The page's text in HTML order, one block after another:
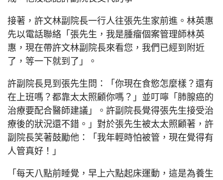
接著，許文林副院長一行人往張先生家前進。林英惠
先以電話聯絡「張先生，我是腫瘤個案管理師林英
惠，現在帶許文林副院長來看您，我們已經到附近
了，等一下就到了」。
許副院長見到張先生問：「你現在食慾怎麼樣？還有
在上班嗎？都靠太太照顧你嗎？」並叮嚀「肺腺癌的
治療要配合醫師建議」。許副院長覺得張先生接受治
療後的狀況還不錯。」對於張先生被太太照顧著，許
副院長笑著鼓勵他：「我年輕時怕被管，現在覺得有
人管真好！」
「每天八點前睡覺，早上六點起床運動，這是為養生